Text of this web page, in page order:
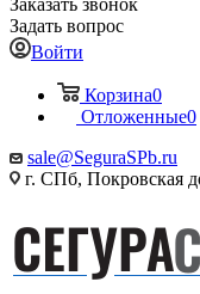
Заказать звонок
Задать вопрос
Войти
Корзина0
Отложенные0
sale@SeguraSPb.ru
г. СПб, Покровская